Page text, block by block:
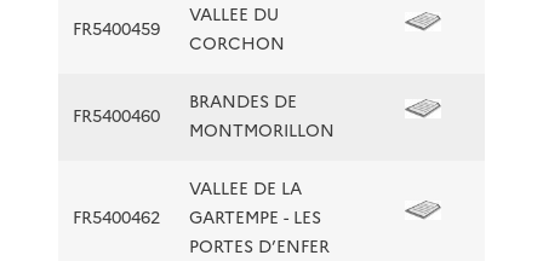
FR5400459
VALLEE DU
CORCHON
FR5400460
BRANDES DE
MONTMORILLON
FR5400462
VALLEE DE LA
GARTEMPE - LES
PORTES D’ENFER